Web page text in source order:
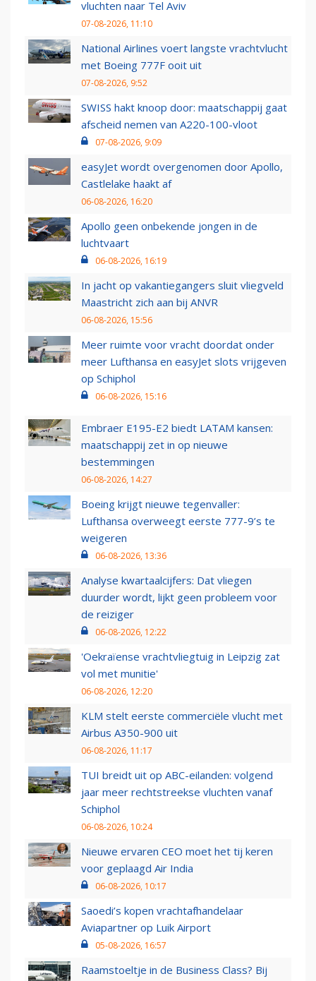
vluchten naar Tel Aviv
07-08-2026, 11:10
National Airlines voert langste vrachtvlucht
met Boeing 777F ooit uit
07-08-2026, 9:52
SWISS hakt knoop door: maatschappij gaat
afscheid nemen van A220-100-vloot
07-08-2026, 9:09
easyJet wordt overgenomen door Apollo,
Castlelake haakt af
06-08-2026, 16:20
Apollo geen onbekende jongen in de
luchtvaart
06-08-2026, 16:19
In jacht op vakantiegangers sluit vliegveld
Maastricht zich aan bij ANVR
06-08-2026, 15:56
Meer ruimte voor vracht doordat onder
meer Lufthansa en easyJet slots vrijgeven
op Schiphol
06-08-2026, 15:16
Embraer E195-E2 biedt LATAM kansen:
maatschappij zet in op nieuwe
bestemmingen
06-08-2026, 14:27
Boeing krijgt nieuwe tegenvaller:
Lufthansa overweegt eerste 777-9’s te
weigeren
06-08-2026, 13:36
Analyse kwartaalcijfers: Dat vliegen
duurder wordt, lijkt geen probleem voor
de reiziger
06-08-2026, 12:22
'Oekraïense vrachtvliegtuig in Leipzig zat
vol met munitie'
06-08-2026, 12:20
KLM stelt eerste commerciële vlucht met
Airbus A350-900 uit
06-08-2026, 11:17
TUI breidt uit op ABC-eilanden: volgend
jaar meer rechtstreekse vluchten vanaf
Schiphol
06-08-2026, 10:24
Nieuwe ervaren CEO moet het tij keren
voor geplaagd Air India
06-08-2026, 10:17
Saoedi’s kopen vrachtafhandelaar
Aviapartner op Luik Airport
05-08-2026, 16:57
Raamstoeltje in de Business Class? Bij